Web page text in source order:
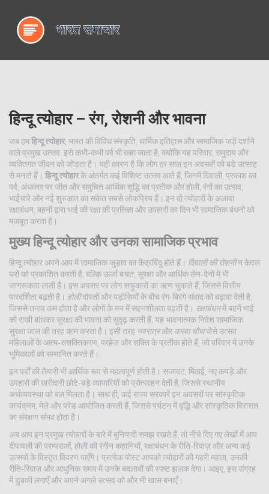
हिन्दू त्योहार – रंग, रोशनी और भावना
जब हमहिन्दू त्योहार, भारत की विविध संस्कृति, धार्मिक इतिहास और सामाजिक जड़ें दर्शाने
वाले प्रमुख उत्सव . इसे कभी‑कभीपर्वभी कहा जाता है, क्योंकि यह परिवार, समुदाय और
व्यक्तिगत जीवन को जोड़ता है । यही कारण है कि लोग हर साल इन अवसरों को बड़े उत्साह
से मनाते हैं। हिन्दू त्योहारके अंतर्गत कई विशिष्ट उत्सव आते हैं, जिनमेंदिवाली प्रकाश का
पर्व, अंधकार पर जीत और समुचित आर्थिक शुद्धि का प्रतीकऔरहोली रंगों का उत्सव,
भाईचारे और नई शुरुआत का संकेतसबसे लोकप्रिय हैं। इन दो त्योहारों के अलावा
रक्षाबंधन बहनों द्वारा भाई की रक्षा की प्रतिज्ञा और उपहारों का दिनभी सामाजिक बंधनों को
मजबूत करता है।
मुख्य हिन्दू त्योहार और उनका सामाजिक प्रभाव
हिन्दू त्योहार अपने आप में सामाजिक जुड़ाव का केंद्रबिंदु होते हैं। दिवाली की रोशनीन केवल
घरों को प्रकाशित करती है, बल्कि ऊर्जा बचत, सुरक्षा और आर्थिक लेन‑देनों में भी
जागरूकता लाती है। इस अवसर पर लोग साहुकारों का ऋण चुकाते हैं, जिससे वित्तीय
पारदर्शिता बढ़ती है। होलीदोस्तों और पड़ोसियों के बीच रंग‑बिरंगे संवाद को बढ़ावा देती है,
जिससे तनाव कम होता है और लोगों के मन में सहनशीलता बढ़ती है। रक्षाबंधनमें बहनें भाई
को राखी बांधकर सुरक्षा की भावना को सुदृढ़ करती हैं; यह भावनात्मक निवेश सामाजिक
सुरक्षा जाल की तरह काम करता है। इसी तरह नवरात्रऔर करवा चौथजैसे उत्सव
महिलाओं के आत्म‑सशक्तिकरण, परहेज़ और शक्ति के प्रतीक होते हैं, जो परिवार में उनके
भूमिकाओं को सम्मानित करते हैं।
इन पर्वों की तैयारी भी आर्थिक रूप से महत्वपूर्ण होती है। सजावट, मिठाई, नए कपड़े और
उपहारों की खरीदारी छोटे‑बड़े व्यापारियों को प्रोत्साहन देती है, जिससे स्थानीय
अर्थव्यवस्था को बल मिलता है। साथ ही, कई राज्य सरकारें इन अवसरों पर सांस्कृतिक
कार्यक्रम, मेले और परेड आयोजित करती हैं, जिससे पर्यटन में वृद्धि और सांस्कृतिक विरासत
का संरक्षण संभव होता है।
अब आप इन प्रमुख त्योहारों के बारे में बुनियादी समझ रखते हैं, तो नीचे दिए गए लेखों में आप
दीपावली की परम्पराओं, होली की रंगीन कहानियों, रक्षाबंधन के रीति‑रिवाज़ और अन्य कई
उत्सवों के विस्तृत विवरण पाएँगे। प्रत्येक पोस्ट आपको त्योहारों की गहरी महत्ता, उनकी
रीति‑रिवाज़ और आधुनिक समय में उनके बदलावों की स्पष्ट झलक देगा। आइए, इस संग्रह
में डुबकी लगाएँ और अपने अगले उत्सव को और भी खास बनाएँ।